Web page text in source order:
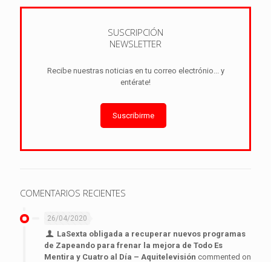
SUSCRIPCIÓN
NEWSLETTER
Recibe nuestras noticias en tu correo electrónio... y
entérate!
Suscribirme
COMENTARIOS RECIENTES
26/04/2020
LaSexta obligada a recuperar nuevos programas
de Zapeando para frenar la mejora de Todo Es
Mentira y Cuatro al Día – Aquitelevisión commented on